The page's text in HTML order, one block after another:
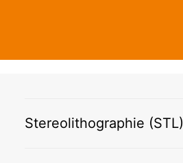
Stereolithographie (STL)